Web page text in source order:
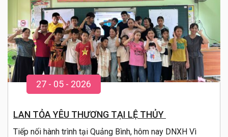
27 - 05 - 2026
LAN TỎA YÊU THƯƠNG TẠI LỆ THỦY
Tiếp nối hành trình tại Quảng Bình, hôm nay DNXH Vì